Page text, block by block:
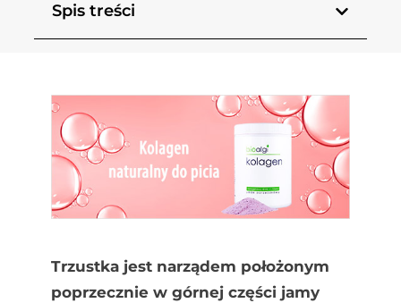
Spis treści
Trzustka jest narządem położonym
poprzecznie w górnej części jamy